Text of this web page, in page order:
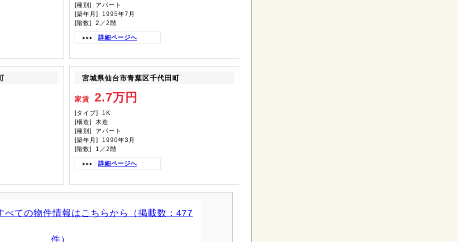
[種別] アパート
[築年月] 1995年7月
[階数] 2／2階
詳細ページへ
宮城県仙台市青葉区千代田町
家賃 2.7万円
[タイプ] 1K
[構造] 木造
[種別] アパート
[築年月] 1990年3月
[階数] 1／2階
詳細ページへ
べての物件情報はこちらから（掲載数：477
件）